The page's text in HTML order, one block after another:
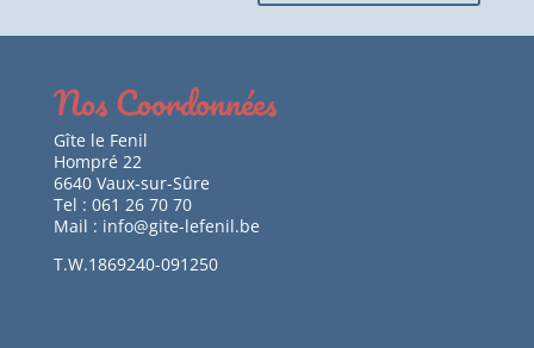
Nos Coordonnées
Gîte le Fenil
Hompré 22
6640 Vaux-sur-Sûre
Tel : 061 26 70 70
Mail : info@gite-lefenil.be
T.W.1869240-091250